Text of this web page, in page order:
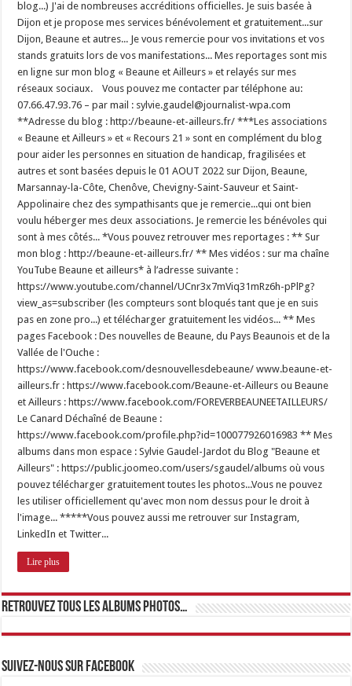
blog...) J'ai de nombreuses accréditions officielles. Je suis basée à
Dijon et je propose mes services bénévolement et gratuitement...sur
Dijon, Beaune et autres... Je vous remercie pour vos invitations et vos
stands gratuits lors de vos manifestations... Mes reportages sont mis
en ligne sur mon blog « Beaune et Ailleurs » et relayés sur mes
réseaux sociaux. Vous pouvez me contacter par téléphone au:
07.66.47.93.76 – par mail : sylvie.gaudel@journalist-wpa.com
**Adresse du blog : http://beaune-et-ailleurs.fr/ ***Les associations
« Beaune et Ailleurs » et « Recours 21 » sont en complément du blog
pour aider les personnes en situation de handicap, fragilisées et
autres et sont basées depuis le 01 AOUT 2022 sur Dijon, Beaune,
Marsannay-la-Côte, Chenôve, Chevigny-Saint-Sauveur et Saint-
Appolinaire chez des sympathisants que je remercie...qui ont bien
voulu héberger mes deux associations. Je remercie les bénévoles qui
sont à mes côtés... *Vous pouvez retrouver mes reportages : ** Sur
mon blog : http://beaune-et-ailleurs.fr/ ** Mes vidéos : sur ma chaîne
YouTube Beaune et ailleurs* à l’adresse suivante :
https://www.youtube.com/channel/UCnr3x7mViq31mRz6h-pPlPg?
view_as=subscriber (les compteurs sont bloqués tant que je en suis
pas en zone pro...) et télécharger gratuitement les vidéos... ** Mes
pages Facebook : Des nouvelles de Beaune, du Pays Beaunois et de la
Vallée de l'Ouche :
https://www.facebook.com/desnouvellesdebeaune/ www.beaune-et-
ailleurs.fr : https://www.facebook.com/Beaune-et-Ailleurs ou Beaune
et Ailleurs : https://www.facebook.com/FOREVERBEAUNEETAILLEURS/
Le Canard Déchaîné de Beaune :
https://www.facebook.com/profile.php?id=100077926016983 ** Mes
albums dans mon espace : Sylvie Gaudel-Jardot du Blog "Beaune et
Ailleurs" : https://public.joomeo.com/users/sgaudel/albums où vous
pouvez télécharger gratuitement toutes les photos...Vous ne pouvez
les utiliser officiellement qu'avec mon nom dessus pour le droit à
l'image... *****Vous pouvez aussi me retrouver sur Instagram,
LinkedIn et Twitter...
Lire plus
Retrouvez tous les albums photos…
Suivez-nous sur Facebook